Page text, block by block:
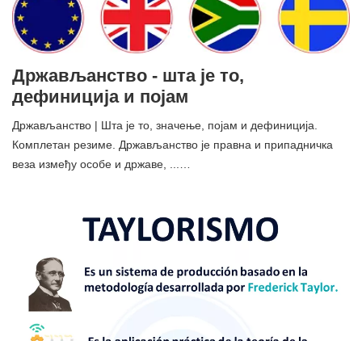
Држављанство - шта је то,
дефиниција и појам
Држављанство | Шта је то, значење, појам и дефиниција.
Комплетан резиме. Држављанство је правна и припадничка
веза између особе и државе, ...…